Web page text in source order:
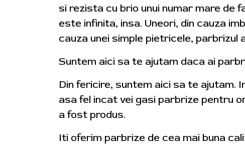
si rezista cu brio unui numar mare de
este infinita, insa. Uneori, din cauza
cauza unei simple pietricele, parbrizul
Suntem aici sa te ajutam daca ai
Din fericire, suntem aici sa te ajutam.
asa fel incat vei gasi parbrize pentru
a fost produs.
Iti oferim parbrize de cea mai buna